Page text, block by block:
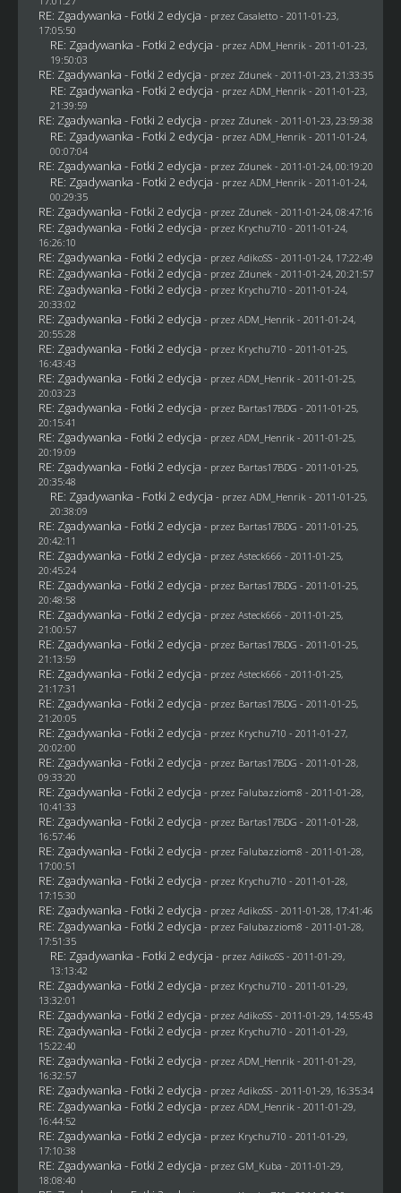
RE: Zgadywanka - Fotki 2 edycja - przez Casaletto- 2011-01-23,
17:05:50
RE: Zgadywanka - Fotki 2 edycja - przez ADM_Henrik - 2011-01-23,
19:50:03
RE: Zgadywanka - Fotki 2 edycja - przez Zdunek - 2011-01-23, 21:33:35
RE: Zgadywanka - Fotki 2 edycja - przez ADM_Henrik - 2011-01-23,
21:39:59
RE: Zgadywanka - Fotki 2 edycja - przez Zdunek - 2011-01-23, 23:59:38
RE: Zgadywanka - Fotki 2 edycja - przez ADM_Henrik - 2011-01-24,
00:07:04
RE: Zgadywanka - Fotki 2 edycja - przez Zdunek - 2011-01-24, 00:19:20
RE: Zgadywanka - Fotki 2 edycja - przez ADM_Henrik - 2011-01-24,
00:29:35
RE: Zgadywanka - Fotki 2 edycja - przez Zdunek - 2011-01-24, 08:47:16
RE: Zgadywanka - Fotki 2 edycja - przez Krychu710 - 2011-01-24,
16:26:10
RE: Zgadywanka - Fotki 2 edycja - przez AdikoSS - 2011-01-24, 17:22:49
RE: Zgadywanka - Fotki 2 edycja - przez Zdunek - 2011-01-24, 20:21:57
RE: Zgadywanka - Fotki 2 edycja - przez Krychu710 - 2011-01-24,
20:33:02
RE: Zgadywanka - Fotki 2 edycja - przez ADM_Henrik - 2011-01-24,
20:55:28
RE: Zgadywanka - Fotki 2 edycja - przez Krychu710 - 2011-01-25,
16:43:43
RE: Zgadywanka - Fotki 2 edycja - przez ADM_Henrik - 2011-01-25,
20:03:23
RE: Zgadywanka - Fotki 2 edycja - przez Bartas17BDG - 2011-01-25,
20:15:41
RE: Zgadywanka - Fotki 2 edycja - przez ADM_Henrik - 2011-01-25,
20:19:09
RE: Zgadywanka - Fotki 2 edycja - przez Bartas17BDG - 2011-01-25,
20:35:48
RE: Zgadywanka - Fotki 2 edycja - przez ADM_Henrik - 2011-01-25,
20:38:09
RE: Zgadywanka - Fotki 2 edycja - przez Bartas17BDG - 2011-01-25,
20:42:11
RE: Zgadywanka - Fotki 2 edycja - przez Asteck666 - 2011-01-25,
20:45:24
RE: Zgadywanka - Fotki 2 edycja - przez Bartas17BDG - 2011-01-25,
20:48:58
RE: Zgadywanka - Fotki 2 edycja - przez Asteck666 - 2011-01-25,
21:00:57
RE: Zgadywanka - Fotki 2 edycja - przez Bartas17BDG - 2011-01-25,
21:13:59
RE: Zgadywanka - Fotki 2 edycja - przez Asteck666 - 2011-01-25,
21:17:31
RE: Zgadywanka - Fotki 2 edycja - przez Bartas17BDG - 2011-01-25,
21:20:05
RE: Zgadywanka - Fotki 2 edycja - przez Krychu710 - 2011-01-27,
20:02:00
RE: Zgadywanka - Fotki 2 edycja - przez Bartas17BDG - 2011-01-28,
09:33:20
RE: Zgadywanka - Fotki 2 edycja - przez Falubazziom8 - 2011-01-28,
10:41:33
RE: Zgadywanka - Fotki 2 edycja - przez Bartas17BDG - 2011-01-28,
16:57:46
RE: Zgadywanka - Fotki 2 edycja - przez Falubazziom8 - 2011-01-28,
17:00:51
RE: Zgadywanka - Fotki 2 edycja - przez Krychu710 - 2011-01-28,
17:15:30
RE: Zgadywanka - Fotki 2 edycja - przez AdikoSS - 2011-01-28, 17:41:46
RE: Zgadywanka - Fotki 2 edycja - przez Falubazziom8 - 2011-01-28,
17:51:35
RE: Zgadywanka - Fotki 2 edycja - przez AdikoSS - 2011-01-29,
13:13:42
RE: Zgadywanka - Fotki 2 edycja - przez Krychu710 - 2011-01-29,
13:32:01
RE: Zgadywanka - Fotki 2 edycja - przez AdikoSS - 2011-01-29, 14:55:43
RE: Zgadywanka - Fotki 2 edycja - przez Krychu710 - 2011-01-29,
15:22:40
RE: Zgadywanka - Fotki 2 edycja - przez ADM_Henrik - 2011-01-29,
16:32:57
RE: Zgadywanka - Fotki 2 edycja - przez AdikoSS - 2011-01-29, 16:35:34
RE: Zgadywanka - Fotki 2 edycja - przez ADM_Henrik - 2011-01-29,
16:44:52
RE: Zgadywanka - Fotki 2 edycja - przez Krychu710 - 2011-01-29,
17:10:38
RE: Zgadywanka - Fotki 2 edycja - przez GM_Kuba - 2011-01-29,
18:08:40